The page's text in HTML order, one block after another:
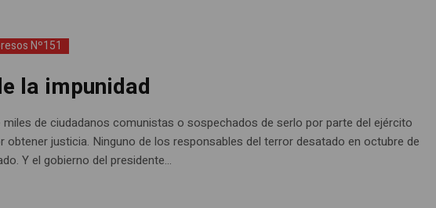
Nº151
la impunidad
de ciudadanos comunistas o sospechados de serlo por parte del ejército
justicia. Ninguno de los responsables del terror desatado en octubre de
Y el gobierno del presidente...